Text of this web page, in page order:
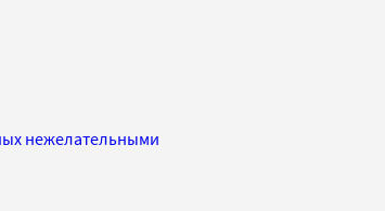
нежелательными